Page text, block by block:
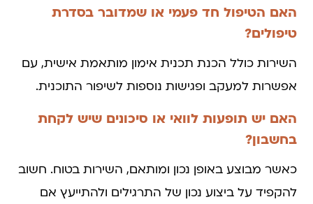
האם הטיפול חד פעמי או שמדובר בסדרת
טיפולים?
השירות כולל הכנת תכנית אימון מותאמת אישית, עם
אפשרות למעקב ופגישות נוספות לשיפור התוכנית.
האם יש תופעות לוואי או סיכונים שיש לקחת
בחשבון?
כאשר מבוצע באופן נכון ומותאם, השירות בטוח. חשוב
להקפיד על ביצוע נכון של התרגילים ולהתייעץ אם